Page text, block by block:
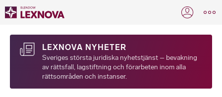
LEXNOVA NYHETER
Sveriges största juridiska nyhetstjänst – bevakning
av rättsfall, lagstiftning och förarbeten inom alla
rättsområden och instanser.